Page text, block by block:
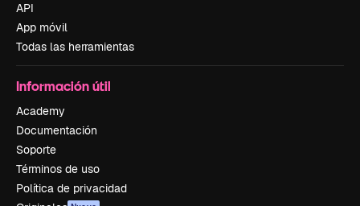
API
App móvil
Todas las herramientas
Información útil
Academy
Documentación
Soporte
Términos de uso
Política de privacidad